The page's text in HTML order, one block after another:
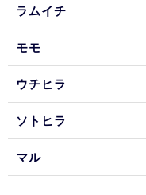
ラムイチ
モモ
ウチヒラ
ソトヒラ
マル